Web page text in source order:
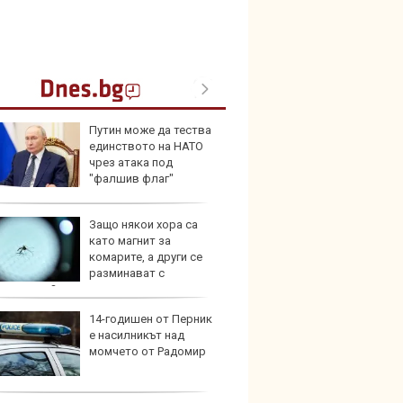
Путин може да тества
единството на НАТО
чрез атака под
"фалшив флаг"
Защо някои хора са
като магнит за
комарите, а други се
разминават с
им?
14-годишен от Перник
е насилникът над
момчето от Радомир